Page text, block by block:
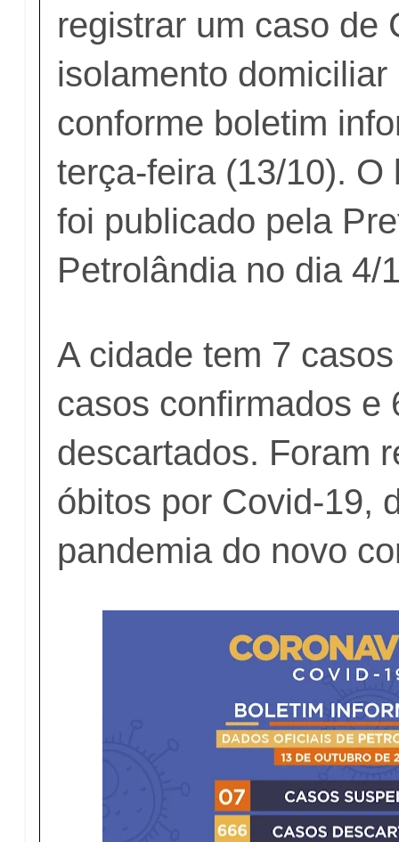
registrar um caso de
isolamento
conforme boletim
terça-feira (13/10). O
foi publicado pela
Petrolândia no dia 4/
A cidade tem 7
casos confirmados e
descartados. Foram
óbitos por Covid-19,
pandemia do novo